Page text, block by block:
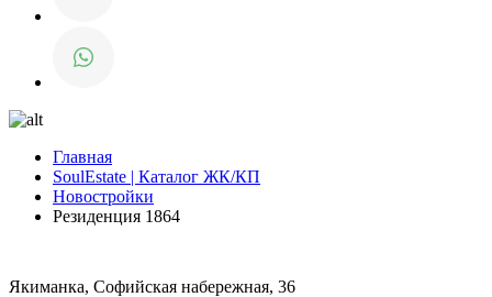
Главная
SoulEstate | Каталог ЖК/КП
Новостройки
Резиденция 1864
Якиманка, Софийская набережная, 36